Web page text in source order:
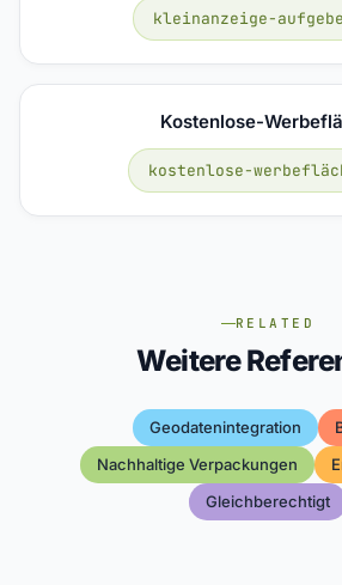
kleinanzeige-
Kostenlose-
kostenlose-
RELATED
Weitere
Geodatenintegration
Nachhaltige Verpackungen
Gleichberechtigt